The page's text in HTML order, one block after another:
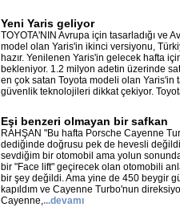
Yeni Yaris geliyor
TOYOTA'NIN Avrupa için tasarladığı ve
model olan Yaris'in ikinci versiyonu,
hazır. Yenilenen Yaris'in gelecek hafta
bekleniyor. 1.2 milyon adetin üzerinde
en çok satan Toyota modeli olan Yaris'in
güvenlik teknolojileri dikkat çekiyor.
Eşi benzeri olmayan bir safkan
RAHŞAN "Bu hafta Porsche Cayenne
dediğinde doğrusu pek de hevesli
sevdiğim bir otomobil ama yolun
bir "Face lift" geçirecek olan otomobili
bir şey değildi. Ama yine de 450 beygir
kapıldım ve Cayenne Turbo'nun
Cayenne,...devamı